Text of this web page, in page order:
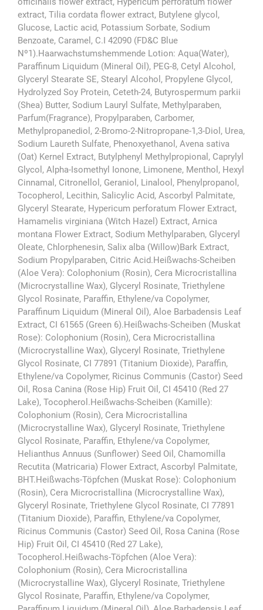
extract, Tilia cordata flower extract, Butylene glycol,
Glucose, Lactic acid, Potassium Sorbate, Sodium
Benzoate, Caramel, C.I 42090 (FD&C Blue
Nº1).Haarwachstumshemmende Lotion: Aqua(Water),
Paraffinum Liquidum (Mineral Oil), PEG-8, Cetyl Alcohol,
Glyceryl Stearate SE, Stearyl Alcohol, Propylene Glycol,
Hydrolyzed Soy Protein, Ceteth-24, Butyrospermum parkii
(Shea) Butter, Sodium Lauryl Sulfate, Methylparaben,
Parfum(Fragrance), Propylparaben, Carbomer,
Methylpropanediol, 2-Bromo-2-Nitropropane-1,3-Diol, Urea,
Sodium Laureth Sulfate, Phenoxyethanol, Avena sativa
(Oat) Kernel Extract, Butylphenyl Methylpropional, Caprylyl
Glycol, Alpha-Isomethyl Ionone, Limonene, Menthol, Hexyl
Cinnamal, Citronellol, Geraniol, Linalool, Phenylpropanol,
Tocopherol, Lecithin, Salicylic Acid, Ascorbyl Palmitate,
Glyceryl Stearate, Hypericum perforatum Flower Extract,
Hamamelis virginiana (Witch Hazel) Extract, Arnica
montana Flower Extract, Sodium Methylparaben, Glyceryl
Oleate, Chlorphenesin, Salix alba (Willow)Bark Extract,
Sodium Propylparaben, Citric Acid.Heißwachs-Scheiben
(Aloe Vera): Colophonium (Rosin), Cera Microcristallina
(Microcrystalline Wax), Glyceryl Rosinate, Triethylene
Glycol Rosinate, Paraffin, Ethylene/va Copolymer,
Paraffinum Liquidum (Mineral Oil), Aloe Barbadensis Leaf
Extract, CI 61565 (Green 6).Heißwachs-Scheiben (Muskat
Rose): Colophonium (Rosin), Cera Microcristallina
(Microcrystalline Wax), Glyceryl Rosinate, Triethylene
Glycol Rosinate, CI 77891 (Titanium Dioxide), Paraffin,
Ethylene/va Copolymer, Ricinus Communis (Castor) Seed
Oil, Rosa Canina (Rose Hip) Fruit Oil, CI 45410 (Red 27
Lake), Tocopherol.Heißwachs-Scheiben (Kamille):
Colophonium (Rosin), Cera Microcristallina
(Microcrystalline Wax), Glyceryl Rosinate, Triethylene
Glycol Rosinate, Paraffin, Ethylene/va Copolymer,
Helianthus Annuus (Sunflower) Seed Oil, Chamomilla
Recutita (Matricaria) Flower Extract, Ascorbyl Palmitate,
BHT.Heißwachs-Töpfchen (Muskat Rose): Colophonium
(Rosin), Cera Microcristallina (Microcrystalline Wax),
Glyceryl Rosinate, Triethylene Glycol Rosinate, CI 77891
(Titanium Dioxide), Paraffin, Ethylene/va Copolymer,
Ricinus Communis (Castor) Seed Oil, Rosa Canina (Rose
Hip) Fruit Oil, CI 45410 (Red 27 Lake),
Tocopherol.Heißwachs-Töpfchen (Aloe Vera):
Colophonium (Rosin), Cera Microcristallina
(Microcrystalline Wax), Glyceryl Rosinate, Triethylene
Glycol Rosinate, Paraffin, Ethylene/va Copolymer,